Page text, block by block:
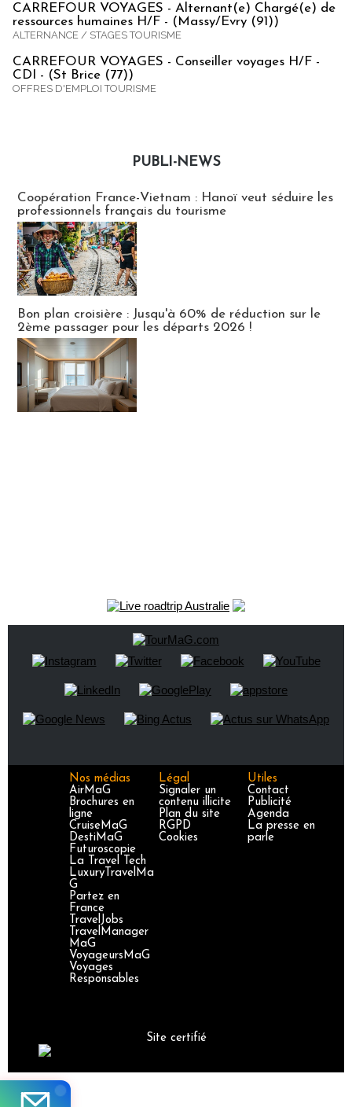
CARREFOUR VOYAGES - Alternant(e) Chargé(e) de
ressources humaines H/F - (Massy/Evry (91))
ALTERNANCE / STAGES TOURISME
CARREFOUR VOYAGES - Conseiller voyages H/F -
CDI - (St Brice (77))
OFFRES D'EMPLOI TOURISME
PUBLI-NEWS
Coopération France-Vietnam : Hanoï veut séduire les
professionnels français du tourisme
Bon plan croisière : Jusqu'à 60% de réduction sur le
2ème passager pour les départs 2026 !
Nos médias
AirMaG
Brochures en
ligne
CruiseMaG
DestiMaG
Futuroscopie
La Travel Tech
LuxuryTravelMa
G
Partez en
France
TravelJobs
TravelManager
MaG
VoyageursMaG
Voyages
Responsables
Légal
Signaler un
contenu illicite
Plan du site
RGPD
Cookies
Utiles
Contact
Publicité
Agenda
La presse en
parle
Site certifié